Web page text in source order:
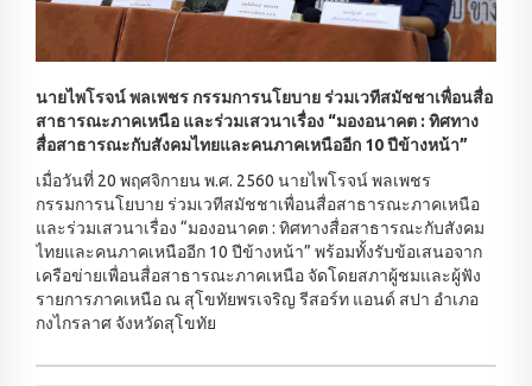
นายไพโรจน์ พลเพชร กรรมการนโยบาย ร่วมเวทีสมัชชาเพื่อนสื่อ
สาธารณะภาคเหนือ และร่วมเสวนาเรื่อง “มองอนาคต : ทิศทาง
สื่อสาธารณะกับสังคมไทยและคนภาคเหนืออีก 10 ปีข้างหน้า”
เมื่อวันที่ 20 พฤศจิกายน พ.ศ. 2560 นายไพโรจน์ พลเพชร
กรรมการนโยบาย ร่วมเวทีสมัชชาเพื่อนสื่อสาธารณะภาคเหนือ
และร่วมเสวนาเรื่อง “มองอนาคต : ทิศทางสื่อสาธารณะกับสังคม
ไทยและคนภาคเหนืออีก 10 ปีข้างหน้า” พร้อมทั้งรับข้อเสนอจาก
เครือข่ายเพื่อนสื่อสาธารณะภาคเหนือ จัดโดยสภาผู้ชมและผู้ฟัง
รายการภาคเหนือ ณ สุโขทัยพรเจริญ รีสอร์ท แอนด์ สปา อำเภอ
กงไกรลาศ จังหวัดสุโขทัย